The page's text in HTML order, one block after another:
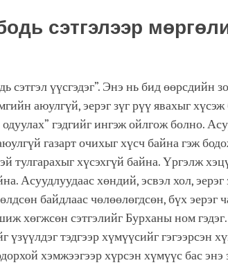
сэтгэлээр
сэтгэл үүсгэдэг”. Энэ нь бид өөрсдийн
аюулгүй, эерэг зүг рүү явахыг хүсэж
гэдгийг ингэж ойлгож болно.
газарт очихыг хүсч байна гэж
тулгарахыг хүсэхгүй байна. Үргэлж
Асуудлуудаас хөндий, эсвэл хол, эерэг
байдлаас чөлөөлөгдсөн, бүх эерэг
хөгжсөн сэтгэлийг Бурханы ном
үзүүлдэг тэдгээр хүмүүсийг гэгээрсэн
хэмжээгээр хүрсэн хүмүүс бас энэ